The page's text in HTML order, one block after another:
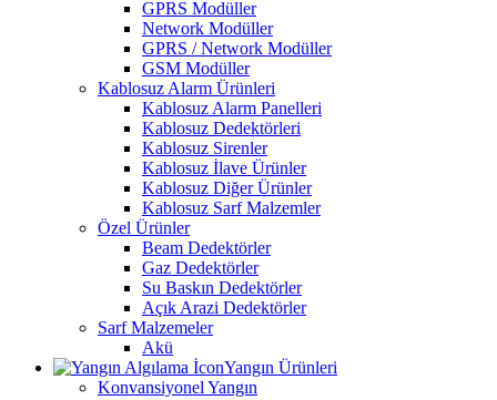
GPRS Modüller
Network Modüller
GPRS / Network Modüller
GSM Modüller
Kablosuz Alarm Ürünleri
Kablosuz Alarm Panelleri
Kablosuz Dedektörleri
Kablosuz Sirenler
Kablosuz İlave Ürünler
Kablosuz Diğer Ürünler
Kablosuz Sarf Malzemler
Özel Ürünler
Beam Dedektörler
Gaz Dedektörler
Su Baskın Dedektörler
Açık Arazi Dedektörler
Sarf Malzemeler
Akü
Yangın Ürünleri
Konvansiyonel Yangın